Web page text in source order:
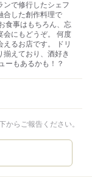
ンで修行したシェフ
合した創作料理で
食事はもちろん、忘
会にもどうぞ。 何度
るお店です。 ドリ
揃えており、酒好き
ーもあるかも！？
らご報告ください。